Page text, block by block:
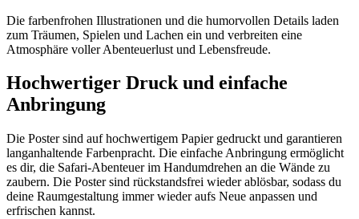
Die farbenfrohen Illustrationen und die humorvollen Details laden
zum Träumen, Spielen und Lachen ein und verbreiten eine
Atmosphäre voller Abenteuerlust und Lebensfreude.
Hochwertiger Druck und einfache
Anbringung
Die Poster sind auf hochwertigem Papier gedruckt und garantieren
langanhaltende Farbenpracht. Die einfache Anbringung ermöglicht
es dir, die Safari-Abenteuer im Handumdrehen an die Wände zu
zaubern. Die Poster sind rückstandsfrei wieder ablösbar, sodass du
deine Raumgestaltung immer wieder aufs Neue anpassen und
erfrischen kannst.